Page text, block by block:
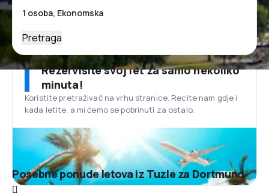
Pretraga
Rezervišite svoj let za samo nekoliko
minuta!
Koristite pretraživač na vrhu stranice. Recite nam gdje i
kada letite, a mi ćemo se pobrinuti za ostalo.
Posebne ponude letova iz Tuzle za Dortmund